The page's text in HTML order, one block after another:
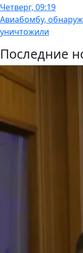
Четверг, 09:19
Авиабомбу,
уничтожили
Последние